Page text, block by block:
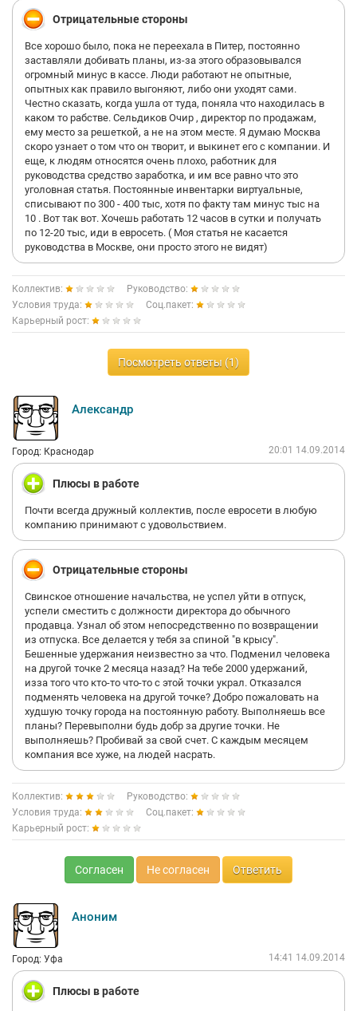
Отрицательные стороны
Все хорошо было, пока не переехала в Питер, постоянно
заставляли добивать планы, из-за этого образовывался
огромный минус в кассе. Люди работают не опытные,
опытных как правило выгоняют, либо они уходят сами.
Честно сказать, когда ушла от туда, поняла что находилась в
каком то рабстве. Сельдиков Очир , директор по продажам,
ему место за решеткой, а не на этом месте. Я думаю Москва
скоро узнает о том что он творит, и выкинет его с компании. И
еще, к людям относятся очень плохо, работник для
руководства средство заработка, и им все равно что это
уголовная статья. Постоянные инвентарки виртуальные,
списывают по 300 - 400 тыс, хотя по факту там минус тыс на
10 . Вот так вот. Хочешь работать 12 часов в сутки и получать
по 12-20 тыс, иди в евросеть. ( Моя статья не касается
руководства в Москве, они просто этого не видят)
Коллектив:
Руководство:
Условия труда:
Соц.пакет:
Карьерный рост:
Посмотреть ответы (1)
Александр
Город: Краснодар 20:01 14.09.2014
Плюсы в работе
Почти всегда дружный коллектив, после евросети в любую
компанию принимают с удовольствием.
Отрицательные стороны
Свинское отношение начальства, не успел уйти в отпуск,
успели сместить с должности директора до обычного
продавца. Узнал об этом непосредственно по возвращении
из отпуска. Все делается у тебя за спиной "в крысу".
Бешенные удержания неизвестно за что. Подменил человека
на другой точке 2 месяца назад? На тебе 2000 удержаний,
изза того что кто-то что-то с этой точки украл. Отказался
подменять человека на другой точке? Добро пожаловать на
худшую точку города на постоянную работу. Выполняешь все
планы? Перевыполни будь добр за другие точки. Не
выполняешь? Пробивай за свой счет. С каждым месяцем
компания все хуже, на людей насрать.
Коллектив:
Руководство:
Условия труда:
Соц.пакет:
Карьерный рост:
Согласен Не согласен Ответить
Аноним
Город: Уфа 14:41 14.09.2014
Плюсы в работе